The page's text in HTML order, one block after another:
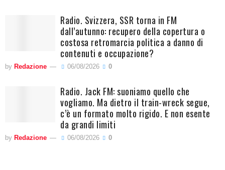
Radio. Svizzera, SSR torna in FM
dall’autunno: recupero della copertura o
costosa retromarcia politica a danno di
contenuti e occupazione?
by Redazione 06/08/2026 0
Radio. Jack FM: suoniamo quello che
vogliamo. Ma dietro il train-wreck segue,
c’è un formato molto rigido. E non esente
da grandi limiti
by Redazione 06/08/2026 0